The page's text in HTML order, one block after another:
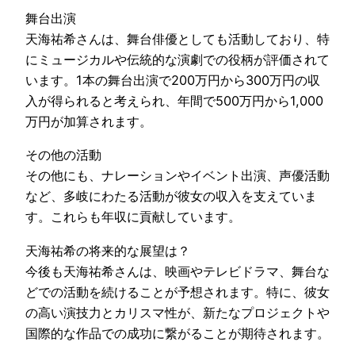
舞台出演
天海祐希さんは、舞台俳優としても活動しており、特
にミュージカルや伝統的な演劇での役柄が評価されて
います。1本の舞台出演で200万円から300万円の収
入が得られると考えられ、年間で500万円から1,000
万円が加算されます。
その他の活動
その他にも、ナレーションやイベント出演、声優活動
など、多岐にわたる活動が彼女の収入を支えていま
す。これらも年収に貢献しています。
天海祐希の将来的な展望は？
今後も天海祐希さんは、映画やテレビドラマ、舞台な
どでの活動を続けることが予想されます。特に、彼女
の高い演技力とカリスマ性が、新たなプロジェクトや
国際的な作品での成功に繋がることが期待されます。